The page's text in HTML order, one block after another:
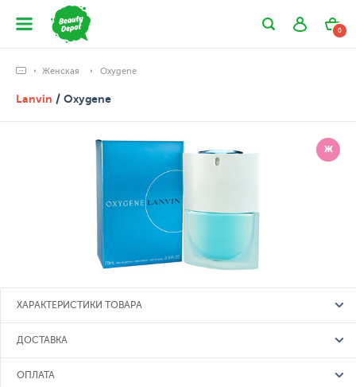
0
Женская Oxygene
Lanvin / Oxygene
Ж
ХАРАКТЕРИСТИКИ ТОВАРА
ДОСТАВКА
ОПЛАТА